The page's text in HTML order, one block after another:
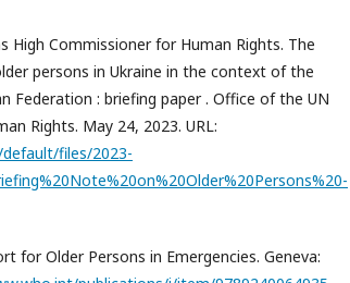
High Commissioner for Human Rights. The
persons in Ukraine in the context of the
Federation : briefing paper . Office of the UN
Rights. May 24, 2023. URL:
files/2023-
for Older Persons in Emergencies. Geneva: